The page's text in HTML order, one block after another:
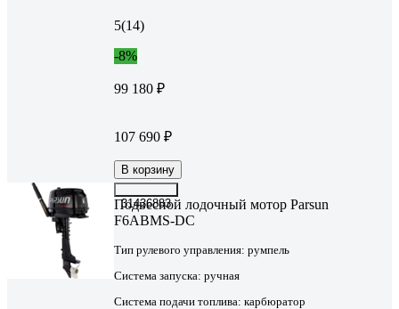
5(14)
-8%
99 180 ₽
107 690 ₽
В корзину
31436883
Подвесной лодочный мотор Parsun
F6ABMS-DC
Тип рулевого управления: румпель
Система запуска: ручная
Система подачи топлива: карбюратор